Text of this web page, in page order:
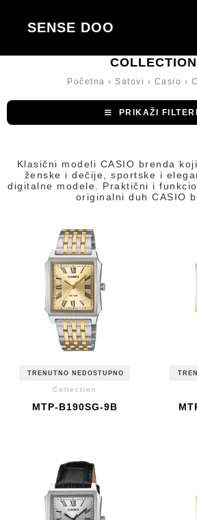
SENSE DOO
COLLECTION
Početna ›Satovi › Casio ›
PRIKAŽI
Klasični modeli CASIO brenda
ženske i dečije, sportske i
digitalne modele. Praktični i
originalni duh CASIO
TRENUTNO NEDOSTUPNO
Collection
MTP-B190SG-9B